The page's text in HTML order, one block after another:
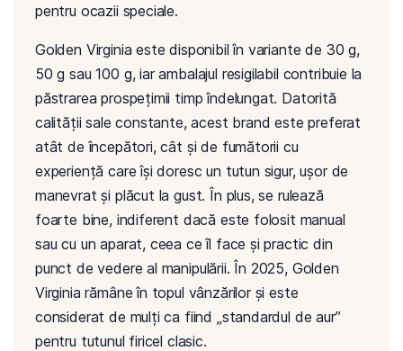
pentru ocazii speciale.
Golden Virginia este disponibil în variante de 30 g,
50 g sau 100 g, iar ambalajul resigilabil contribuie la
păstrarea prospețimii timp îndelungat. Datorită
calității sale constante, acest brand este preferat
atât de începători, cât și de fumătorii cu
experiență care își doresc un tutun sigur, ușor de
manevrat și plăcut la gust. În plus, se rulează
foarte bine, indiferent dacă este folosit manual
sau cu un aparat, ceea ce îl face și practic din
punct de vedere al manipulării. În 2025, Golden
Virginia rămâne în topul vânzărilor și este
considerat de mulți ca fiind „standardul de aur”
pentru tutunul firicel clasic.